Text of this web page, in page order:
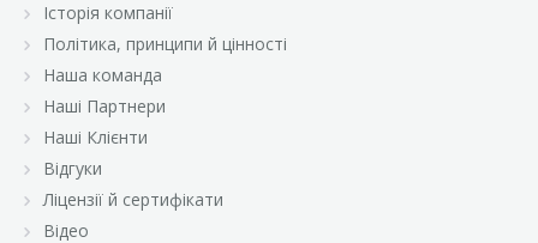
«Велмарт»
«ВК Експресс»
Історія компанії
Політика, принципи й цінності
Наша команда
Наші Партнери
Наші Клієнти
Відгуки
Ліцензії й сертифікати
Відео